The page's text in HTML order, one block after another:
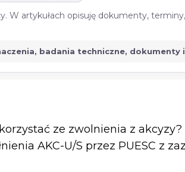
ze zwolnienia z akcyzy?
AKC-U/S przez PUESC z
W artykułach opisuję dokumenty,
badania techniczne,